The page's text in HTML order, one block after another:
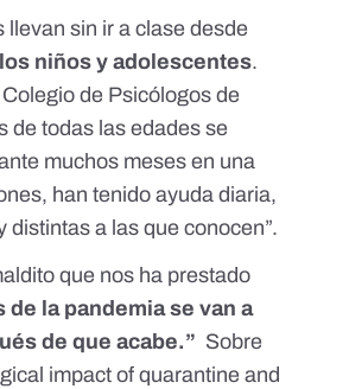
sin ir a clase desde
niños y adolescentes.
Colegio de Psicólogos de
de todas las edades se
muchos meses en una
han tenido ayuda diaria,
a las que conocen”.
que nos ha prestado
de la pandemia se van a
de que acabe.” Sobre
impact of quarantine and